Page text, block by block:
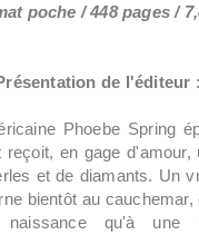
poche / 448 pages /
de l'éditeur :
Phoebe Spring
reçoit, en gage d'amour,
et de diamants. Un
bientôt au cauchemar,
qu'à une